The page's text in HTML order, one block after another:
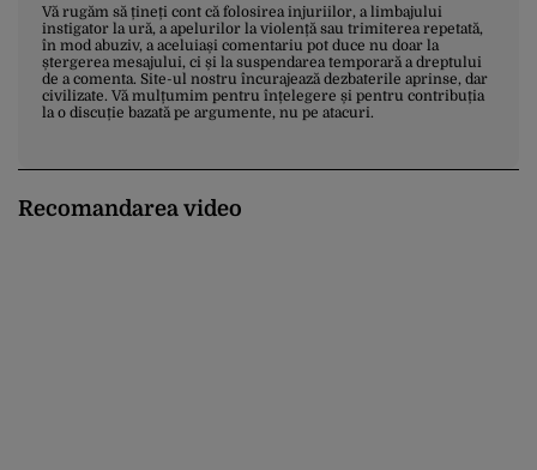
Vă rugăm să țineți cont că folosirea injuriilor, a limbajului
instigator la ură, a apelurilor la violență sau trimiterea repetată,
în mod abuziv, a aceluiași comentariu pot duce nu doar la
ștergerea mesajului, ci și la suspendarea temporară a dreptului
de a comenta. Site-ul nostru încurajează dezbaterile aprinse, dar
civilizate. Vă mulțumim pentru înțelegere și pentru contribuția
la o discuție bazată pe argumente, nu pe atacuri.
Recomandarea video